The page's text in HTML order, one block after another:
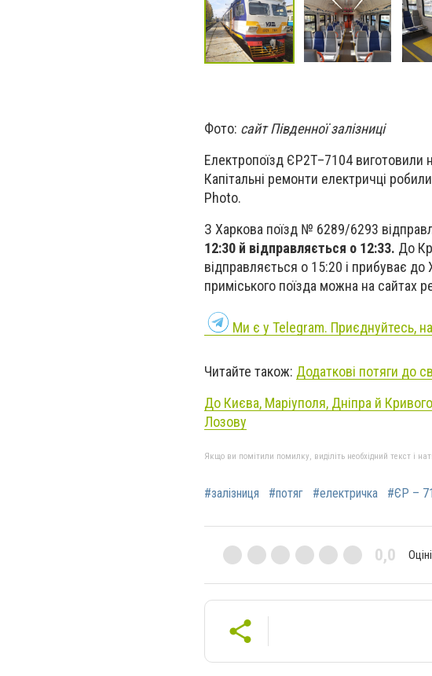
Фото: сайт Південної залізниці
Електропоїзд ЄР2Т–7104 виготовили
Капітальні ремонти електричці
Photo.
З Харкова поїзд № 6289/6293
12:30 й відправляється о 12:33. До
відправляється о 15:20 і прибуває
приміського поїзда можна на сайтах
Ми є у Telegram. Приєднуйтесь,
Читайте також: Додаткові потяги до
До Києва, Маріуполя, Дніпра й
Лозову
Якщо ви помітили помилку, виділіть необхідний текст і
#залізниця #потяг #електричка #ЄР –
0,0